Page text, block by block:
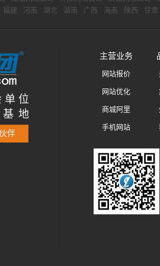
福建 河南 湖北 湖南 广西 海南 陕西 甘肃
单 位
地
伴
主营业务
网站报价
网站优化
商城阿里
手机网站